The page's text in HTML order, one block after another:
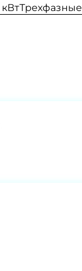
кВтТрехфазные